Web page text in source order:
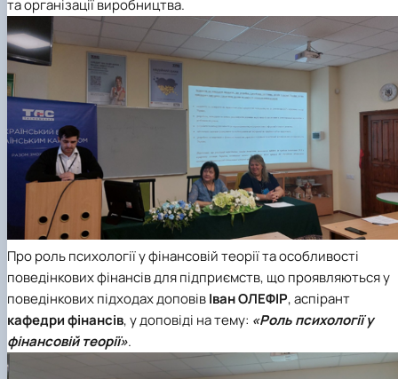
та організації виробництва.
Про роль психології у фінансовій теорії та особливості
поведінкових фінансів для підприємств, що проявляються у
поведінкових підходах доповівІван ОЛЕФІР, аспірант
кафедри фінансів, у доповіді на тему: «Роль психології у
фінансовій теорії».